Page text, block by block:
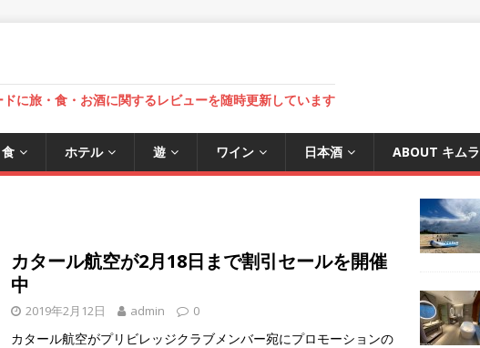
に旅・食・お酒に関するレビューを随時更新しています
食 ホテル 遊 ワイン 日本酒 ABOUT キム
カタール航空が2月18日まで割引セールを開催
中
2019年2月12日 admin 0
カタール航空がプリビレッジクラブメンバー宛にプロモーションの